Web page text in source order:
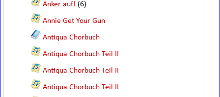
Anker auf! (6)
Annie Get Your Gun
Antiqua Chorbuch
Antiqua Chorbuch Teil II
Antiqua Chorbuch Teil II
Antiqua Chorbuch Teil II